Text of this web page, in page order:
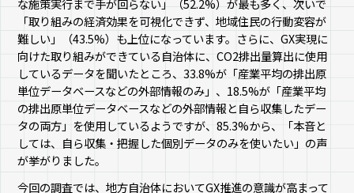
な施策実行まで手が回らない」（52.2%）が最も多く、次いで
「取り組みの経済効果を可視化できず、地域住民の行動変容が
難しい」（43.5%）も上位になっています。さらに、GX実現に
向けた取り組みができている自治体に、CO2排出量算出に使用
しているデータを聞いたところ、33.8%が「産業平均の排出原
単位データベースなどの外部情報のみ」、18.5%が「産業平均
の排出原単位データベースなどの外部情報と自ら収集したデー
タの両方」を使用しているようですが、85.3%から、「本音と
しては、自ら収集・把握した個別データのみを使いたい」の声
が挙がりました。
今回の調査では、地方自治体においてGX推進の意識が高まって